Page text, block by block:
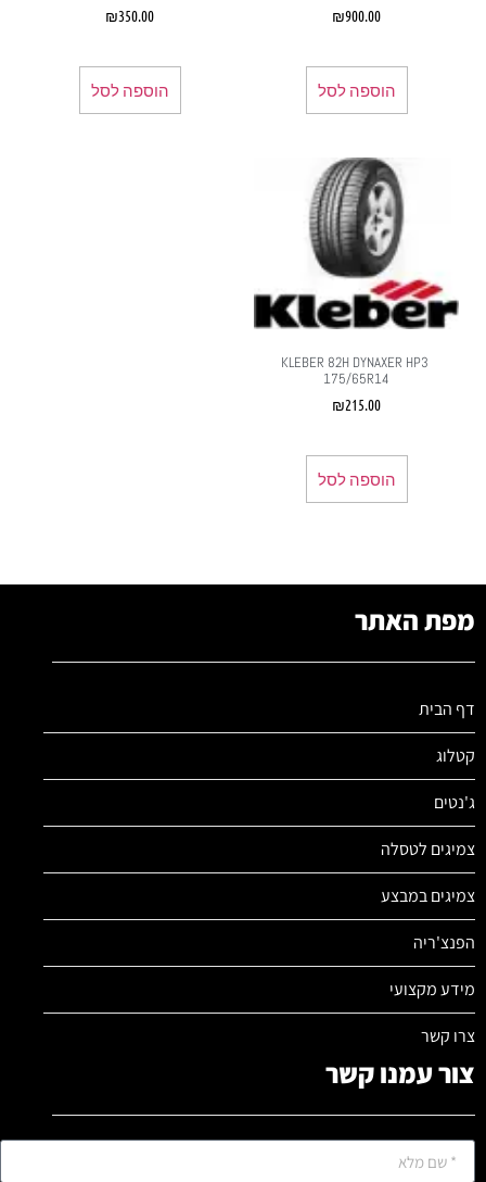
₪900.00
הוספה לסל
₪350.00
הוספה לסל
‏ KLEBER 82H DYNAXER HP3
175/65R14
₪215.00
הוספה לסל
מפת האתר
דף הבית
קטלוג
ג'נטים
צמיגים לטסלה
צמיגים במבצע
הפנצ'ריה
מידע מקצועי
צרו קשר
צור עמנו קשר